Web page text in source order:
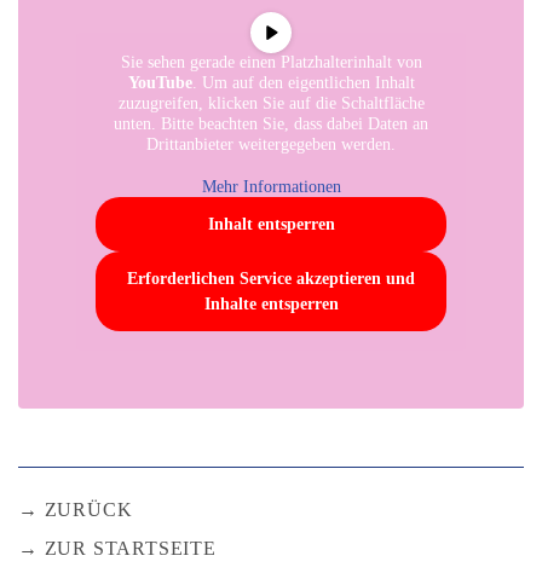
Sie sehen gerade einen Platzhalterinhalt von
YouTube. Um auf den eigentlichen Inhalt
zuzugreifen, klicken Sie auf die Schaltfläche
unten. Bitte beachten Sie, dass dabei Daten an
Drittanbieter weitergegeben werden.
Mehr Informationen
Inhalt entsperren
Erforderlichen Service akzeptieren und
Inhalte entsperren
ZURÜCK
ZUR STARTSEITE